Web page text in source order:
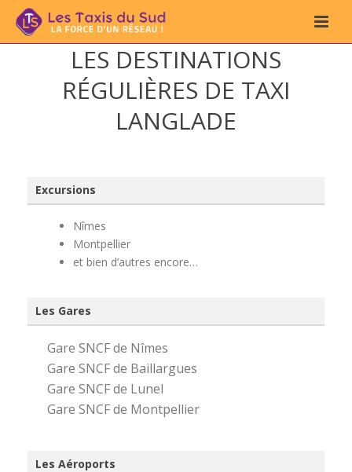
LES DESTINATIONS
RÉGULIÈRES DE TAXI
LANGLADE
Excursions
Nîmes
Montpellier
et bien d’autres encore…
Les Gares
Gare SNCF de Nîmes
Gare SNCF de Baillargues
Gare SNCF de Lunel
Gare SNCF de Montpellier
Les Aéroports